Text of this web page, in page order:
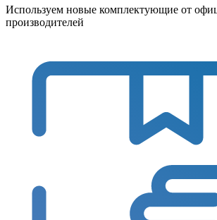
Используем новые комплектующие от
производителей